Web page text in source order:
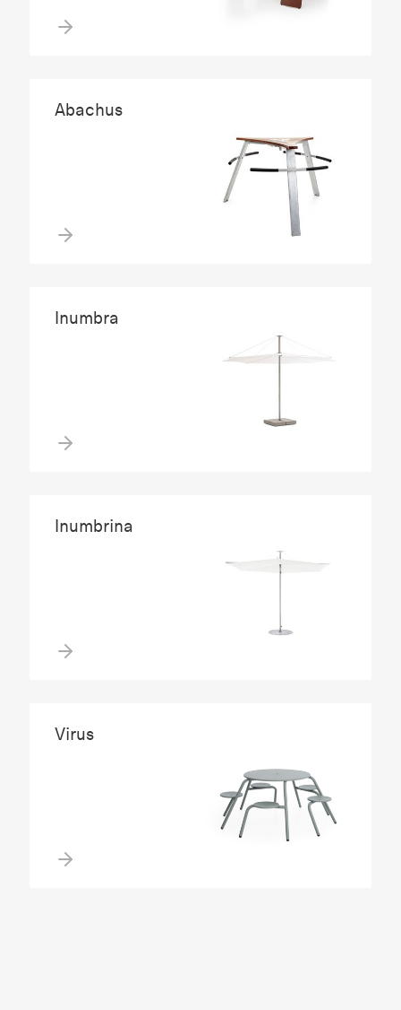
Abachus
Inumbra
Inumbrina
Virus